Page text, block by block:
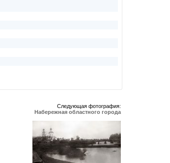
Следующая фотография:
Набережная областного города